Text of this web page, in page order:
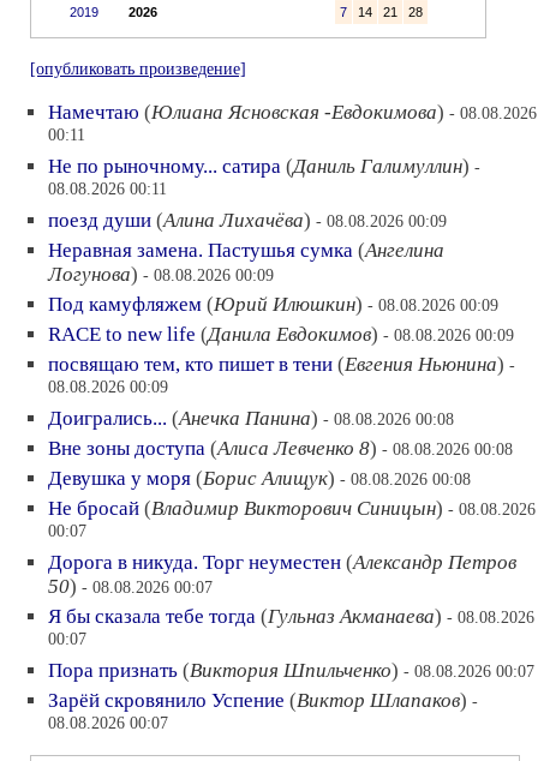
2019
2026
7
14 21 28
[опубликовать произведение]
Намечтаю (Юлиана Ясновская -Евдокимова) - 08.08.2026
00:11
Не по рыночному... сатира (Даниль Галимуллин) -
08.08.2026 00:11
поезд души (Алина Лихачёва) - 08.08.2026 00:09
Неравная замена. Пастушья сумка (Ангелина
Логунова) - 08.08.2026 00:09
Под камуфляжем (Юрий Илюшкин) - 08.08.2026 00:09
RACE to new life (Данила Евдокимов) - 08.08.2026 00:09
посвящаю тем, кто пишет в тени (Евгения Ньюнина) -
08.08.2026 00:09
Доигрались... (Анечка Панина) - 08.08.2026 00:08
Вне зоны доступа (Алиса Левченко 8) - 08.08.2026 00:08
Девушка у моря (Борис Алищук) - 08.08.2026 00:08
Не бросай (Владимир Викторович Синицын) - 08.08.2026
00:07
Дорога в никуда. Торг неуместен (Александр Петров
50) - 08.08.2026 00:07
Я бы сказала тебе тогда (Гульназ Акманаева) - 08.08.2026
00:07
Пора признать (Виктория Шпильченко) - 08.08.2026 00:07
Зарёй скровянило Успение (Виктор Шлапаков) -
08.08.2026 00:07